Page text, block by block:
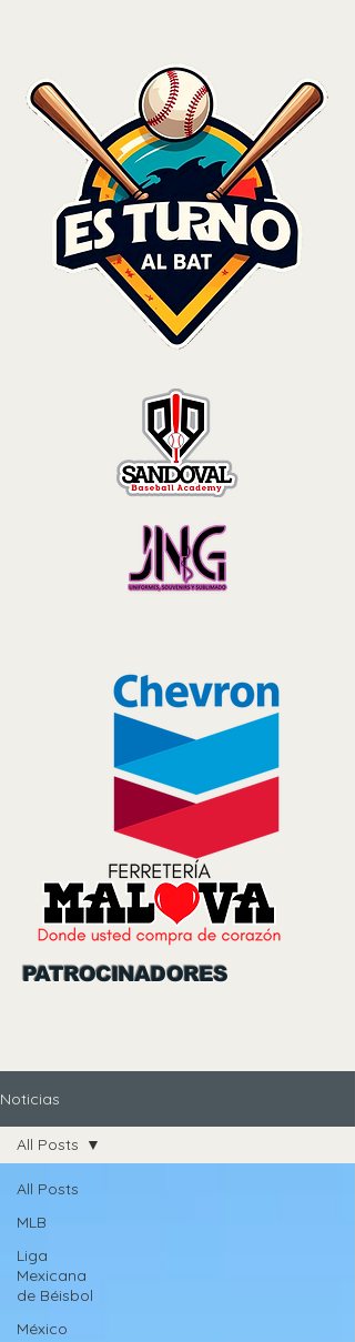
PATROCINADORES
Noticias
All Posts
MLB
Liga
Mexicana
de Béisbol
México
All Posts